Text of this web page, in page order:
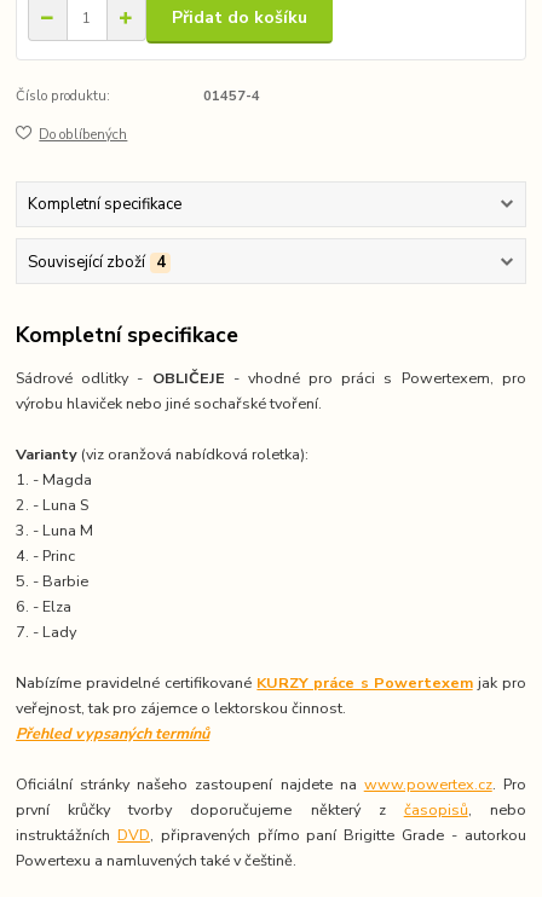
Přidat do košíku
Číslo produktu: 01457-4
Do oblíbených
Kompletní specifikace
Související zboží 4
Kompletní specifikace
Sádrové odlitky - OBLIČEJE - vhodné pro práci s Powertexem, pro
výrobu hlaviček nebo jiné sochařské tvoření.
Varianty (viz oranžová nabídková roletka):
1. - Magda
2. - Luna S
3. - Luna M
4. - Princ
5. - Barbie
6. - Elza
7. - Lady
Nabízíme pravidelné certifikované KURZY práce s Powertexemjak pro
veřejnost, tak pro zájemce o lektorskou činnost.
Přehled vypsaných termínů
Oficiální stránky našeho zastoupení najdete na www.powertex.cz. Pro
první krůčky tvorby doporučujeme některý z časopisů, nebo
instruktážních DVD, připravených přímo paní Brigitte Grade - autorkou
Powertexu a namluvených také v češtině.